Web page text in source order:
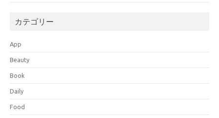
カテゴリー
App
Beauty
Book
Daily
Food